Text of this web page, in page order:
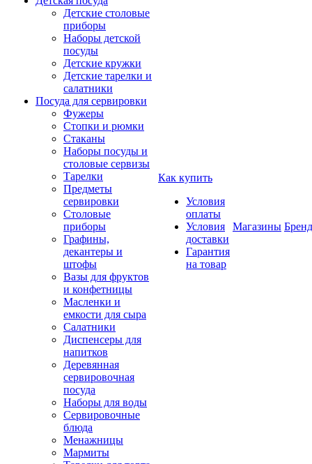
Детские столовые
приборы
Наборы детской
посуды
Детские кружки
Детские тарелки и
салатники
Посуда для сервировки
Фужеры
Стопки и рюмки
Стаканы
Наборы посуды и
столовые сервизы
Тарелки
Предметы
сервировки
Столовые
приборы
Графины,
декантеры и
штофы
Вазы для фруктов
и конфетницы
Масленки и
емкости для сыра
Салатники
Диспенсеры для
напитков
Деревянная
сервировочная
посуда
Наборы для воды
Сервировочные
блюда
Менажницы
Мармиты
Как купить
Условия
оплаты
Условия
доставки
Гарантия
на товар
Магазины